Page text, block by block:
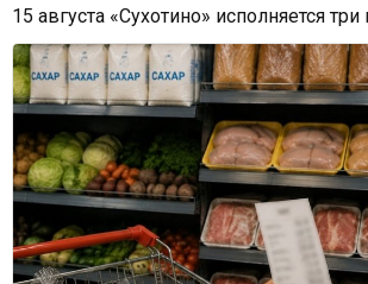
15 августа «Сухотино» исполняется три